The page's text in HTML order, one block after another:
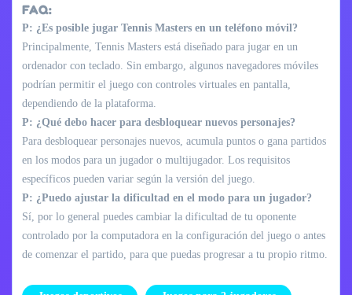
FAQ:
P: ¿Es posible jugar Tennis Masters en un teléfono móvil?
Principalmente, Tennis Masters está diseñado para jugar en un
ordenador con teclado. Sin embargo, algunos navegadores móviles
podrían permitir el juego con controles virtuales en pantalla,
dependiendo de la plataforma.
P: ¿Qué debo hacer para desbloquear nuevos personajes?
Para desbloquear personajes nuevos, acumula puntos o gana partidos
en los modos para un jugador o multijugador. Los requisitos
específicos pueden variar según la versión del juego.
P: ¿Puedo ajustar la dificultad en el modo para un jugador?
Sí, por lo general puedes cambiar la dificultad de tu oponente
controlado por la computadora en la configuración del juego o antes
de comenzar el partido, para que puedas progresar a tu propio ritmo.